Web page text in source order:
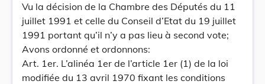
Vu la décision de la Chambre des Députés du 11
juillet 1991 et celle du Conseil d’Etat du 19 juillet
1991 portant qu’il n’y a pas lieu à second vote;
Avons ordonné et ordonnons:
Art. 1er. L’alinéa 1er de l’article 1er (1) de la loi
modifiée du 13 avril 1970 fixant les conditions